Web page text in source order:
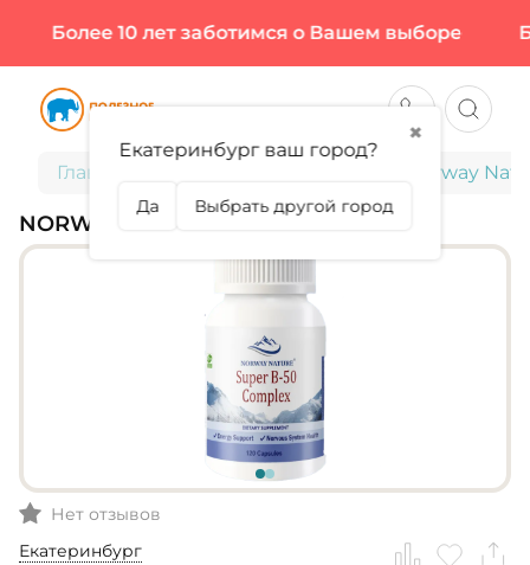
Более 10 лет заботимся о Вашем выборе
Главная Norway
NORWAY NATURE, B-50
Нет отзывов
Екатеринбург
✖
Екатеринбург ваш город?
Да Выбрать другой город